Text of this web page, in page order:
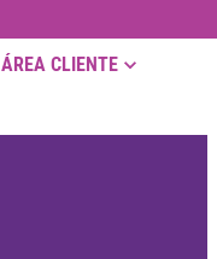
ÁREA CLIENTE